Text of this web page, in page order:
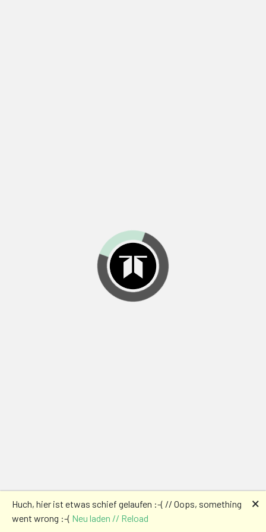
Huch, hier ist etwas schief gelaufen :-( // Oops, something
went wrong :-( Neu laden // Reload
🗙